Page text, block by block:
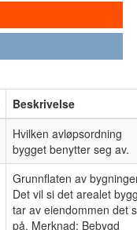
Beskrivelse
Hvilken avløpsordning
bygget benytter seg av.
Grunnflaten av
Det vil si det arealet
tar av eiendommen det
på. Merknad: Bebygd